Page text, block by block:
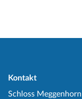
Kontakt
Schloss Meggenhorn